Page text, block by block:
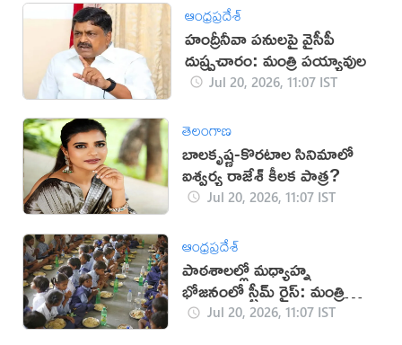
ఆంధ్రప్రదేశ్
హంద్రీనీవా పనులపై వైసీపీ
దుష్ప్రచారం: మంత్రి పయ్యావుల
Jul 20, 2026, 11:07 IST
తెలంగాణ
బాలకృష్ణ-కొరటాల సినిమాలో
ఐశ్వర్య రాజేశ్ కీలక పాత్ర?
Jul 20, 2026, 11:07 IST
ఆంధ్రప్రదేశ్
పాఠశాలల్లో మధ్యాహ్న
భోజనంలో స్టీమ్ రైస్: మంత్రి
నాదెండ్లJul 20, 2026, 11:07 IST